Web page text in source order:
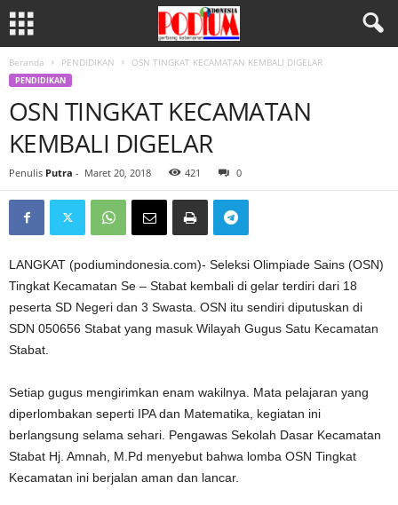
Beranda PENDIDIKAN OSN TINGKAT KECAMATAN KEMBALI DIGELAR
PENDIDIKAN
OSN TINGKAT KECAMATAN
KEMBALI DIGELAR
Penulis Putra - Maret 20, 2018 421 0
LANGKAT (podiumindonesia.com)- Seleksi Olimpiade Sains (OSN)
Tingkat Kecamatan Se – Stabat kembali di gelar terdiri dari 18
peserta SD Negeri dan 3 Swasta. OSN itu sendiri diputuskan di
SDN 050656 Stabat yang masuk Wilayah Gugus Satu Kecamatan
Stabat.
Setiap gugus mengirimkan enam wakilnya. Mata pelajaran yang
diperlombakan seperti IPA dan Matematika, kegiatan ini
berlangsung selama sehari. Pengawas Sekolah Dasar Kecamatan
Stabat Hj. Amnah, M.Pd menyebut bahwa lomba OSN Tingkat
Kecamatan ini berjalan aman dan lancar.